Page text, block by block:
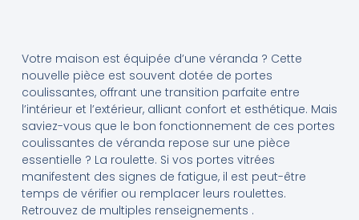
Votre maison est équipée d’une véranda ? Cette
nouvelle pièce est souvent dotée de portes
coulissantes, offrant une transition parfaite entre
l’intérieur et l’extérieur, alliant confort et esthétique. Mais
saviez-vous que le bon fonctionnement de ces portes
coulissantes de véranda repose sur une pièce
essentielle ? La roulette. Si vos portes vitrées
manifestent des signes de fatigue, il est peut-être
temps de vérifier ou remplacer leurs roulettes.
Retrouvez de multiples renseignements .